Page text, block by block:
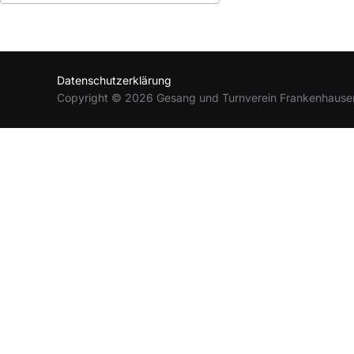
Datenschutzerklärung
Copyright © 2026 Gesang und Turnverein